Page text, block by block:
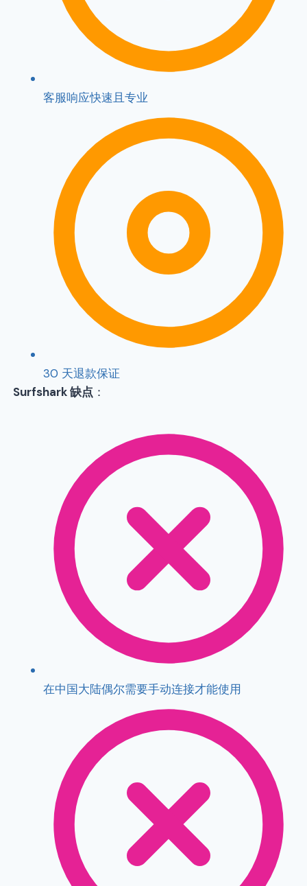
客服响应快速且专业
30 天退款保证
Surfshark 缺点 ：
在中国大陆偶尔需要手动连接才能使用